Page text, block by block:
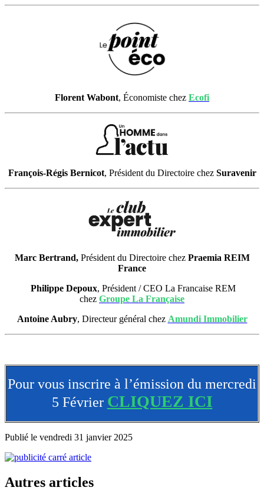
Florent Wabont, Économiste chez Ecofi
François-Régis Bernicot, Président du Directoire chez Suravenir
Marc Bertrand,Président du Directoire chezPraemia REIM
France
Philippe Depoux, Président / CEO La Francaise REM
chez Groupe La Française
Antoine Aubry, Directeur général chez Amundi Immobilier
Pour vous inscrire à l’émission du mercredi
5 Février CLIQUEZ ICI
Publié le vendredi 31 janvier 2025
Autres articles